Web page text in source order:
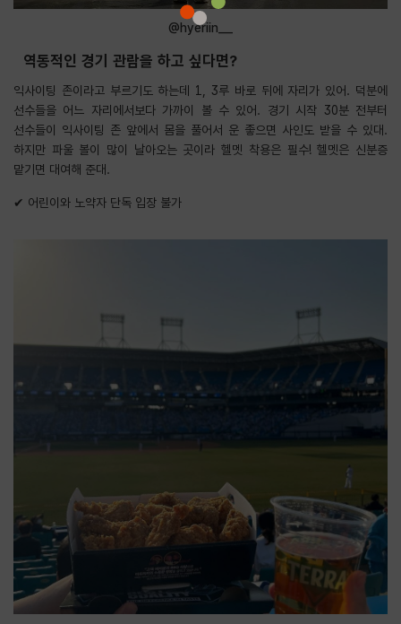
@hyeriin__
역동적인 경기 관람을 하고 싶다면?
익사이팅 존이라고 부르기도 하는데 1, 3루 바로 뒤에 자리가 있어. 덕분에
선수들을 어느 자리에서보다 가까이 볼 수 있어. 경기 시작 30분 전부터
선수들이 익사이팅 존 앞에서 몸을 풀어서 운 좋으면 사인도 받을 수 있대.
하지만 파울 볼이 많이 날아오는 곳이라 헬멧 착용은 필수! 헬멧은 신분증
맡기면 대여해 준대.
✔ 어린이와 노약자 단독 입장 불가